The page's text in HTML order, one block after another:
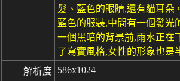
髮、藍色的眼睛,還有貓耳朵
藍色的服裝,中間有一個發光
一個黑暗的背景前,雨水正在
了寫實風格,女性的形象也是
解析度 586x1024